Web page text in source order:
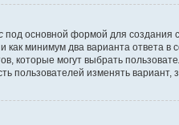
под основной формой для создания
минимум два варианта ответа в
которые могут выбрать
пользователей изменять вариант,